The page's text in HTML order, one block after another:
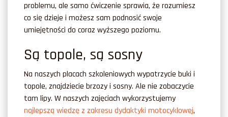
problemu, ale samo ćwiczenie sprawia, że rozumiesz
co się dzieje i możesz sam podnosić swoje
umiejętności do coraz wyższego poziomu.
Są topole, są sosny
Na naszych placach szkoleniowych wypatrzycie buki i
topole, znajdziecie brzozy i sosny. Ale nie zobaczycie
tam lipy. W naszych zajęciach wykorzystujemy
najlepszą wiedzę z zakresu dydaktyki motocyklowej,